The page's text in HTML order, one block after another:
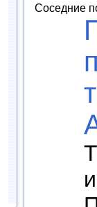
Соседние